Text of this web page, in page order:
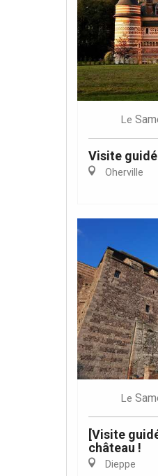
Paris 1h30
Le
Visite
Oherville
Le
[Visite
château !
Dieppe